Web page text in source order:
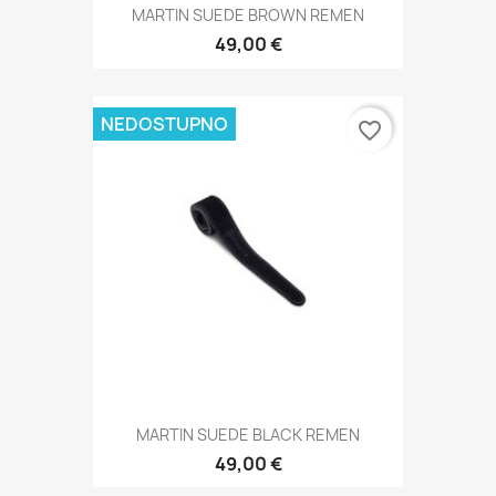
MARTIN SUEDE BROWN REMEN
49,00 €
MARTIN SUEDE BLACK REMEN
49,00 €
NEDOSTUPNO favorite_border